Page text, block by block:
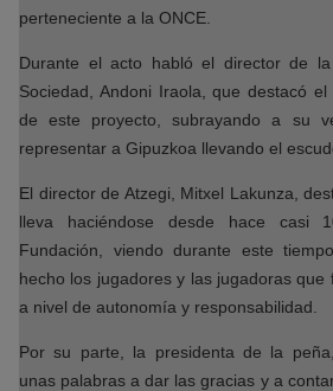
perteneciente a la ONCE.
Durante el acto habló el director de
Sociedad, Andoni Iraola, que destacó
de este proyecto, subrayando a su
representar a Gipuzkoa llevando el
El director de Atzegi, Mitxel Lakunza,
lleva haciéndose desde hace casi
Fundación, viendo durante este
hecho los jugadores y las jugadoras que
a nivel de autonomía y responsabilidad.
Por su parte, la presidenta de la
unas palabras a dar las gracias y a